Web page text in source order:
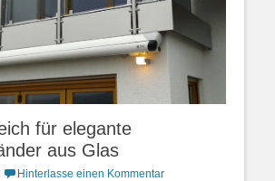
für elegante
aus Glas
Hinterlasse einen Kommentar